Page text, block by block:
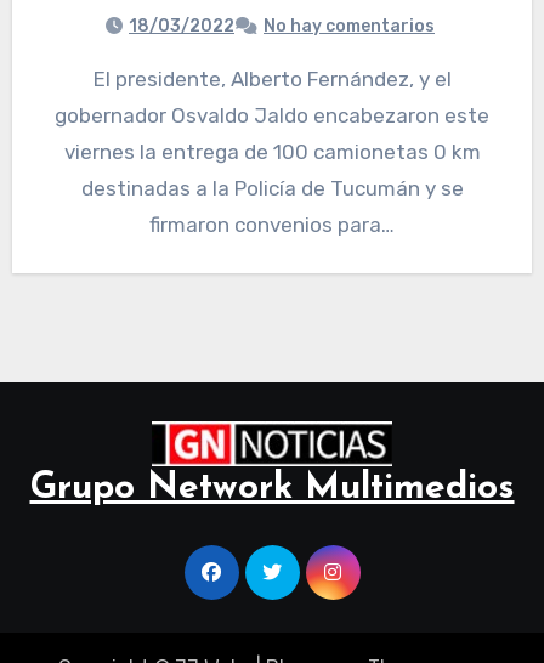
18/03/2022 No hay comentarios
El presidente, Alberto Fernández, y el
gobernador Osvaldo Jaldo encabezaron este
viernes la entrega de 100 camionetas 0 km
destinadas a la Policía de Tucumán y se
firmaron convenios para…
Grupo Network Multimedios